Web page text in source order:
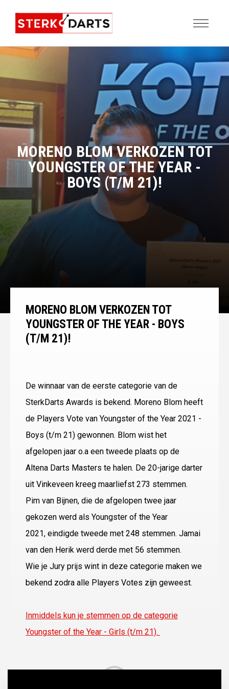
MORENO BLOM VERKOZEN TOT
YOUNGSTER OF THE YEAR -
BOYS (T/M 21)!
MORENO BLOM VERKOZEN TOT
YOUNGSTER OF THE YEAR - BOYS
(T/M 21)!
De winnaar van de eerste categorie van de
SterkDarts Awards is bekend. Moreno Blom heeft
de Players Vote van Youngster of the Year 2021 -
Boys (t/m 21) gewonnen. Blom wist het
afgelopen jaar o.a een tweede plaats op de
Altena Darts Masters te halen. De 20-jarige darter
uit Vinkeveen kreeg maarliefst 273 stemmen.
Pim van Bijnen, die de afgelopen twee jaar
gekozen werd als Youngster of the Year
2021, eindigde tweede met 248 stemmen. Jamai
van den Herik werd derde met 56 stemmen.
Wie je Jury prijs wint in deze categorie maken we
bekend zodra alle Players Votes zijn geweest.
Inmiddels kun je stemmen op de categorie
Youngster of the Year - Girls (t/m 21).